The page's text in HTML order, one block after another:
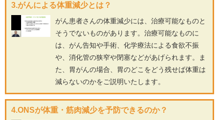
3.がんによる体重減少とは？
がん患者さんの体重減少には、治療可能なものと
そうでないものがあります。治療可能なものに
は、がん告知や手術、化学療法による食欲不振
や、消化管の狭窄や閉塞などがあげられます。ま
た、胃がんの場合、胃のどこをどう残せば体重は
減らないのかをご説明いたします。
4.ONSが体重・筋肉減少を予防できるのか？